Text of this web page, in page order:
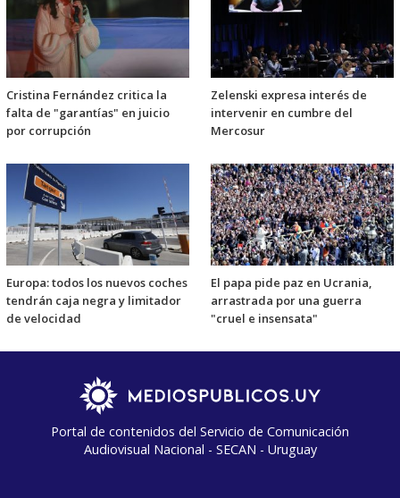
Cristina Fernández critica la
falta de "garantías" en juicio
por corrupción
Zelenski expresa interés de
intervenir en cumbre del
Mercosur
Europa: todos los nuevos coches
tendrán caja negra y limitador
de velocidad
El papa pide paz en Ucrania,
arrastrada por una guerra
"cruel e insensata"
Portal de contenidos del Servicio de Comunicación
Audiovisual Nacional - SECAN - Uruguay